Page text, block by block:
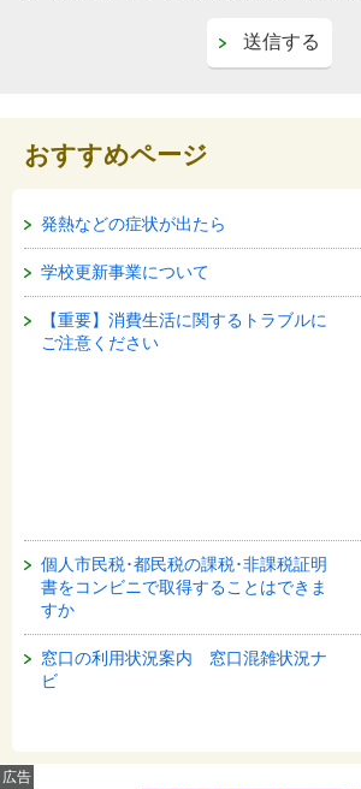
おすすめページ
発熱などの症状が出たら
学校更新事業について
【重要】消費生活に関するトラブルに
ご注意ください
個人市民税･都民税の課税･非課税証明
書をコンビニで取得することはできま
すか
窓口の利用状況案内 窓口混雑状況ナ
ビ
広告